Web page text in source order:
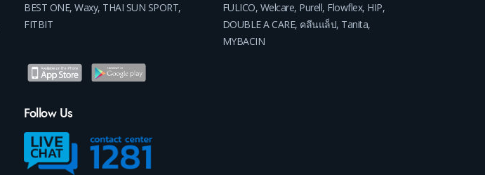
BEST ONE, Waxy, THAI SUN SPORT,
FITBIT
FULICO, Welcare, Purell, Flowflex, HIP,
DOUBLE A CARE, คลีนแล็ป, Tanita,
MYBACIN
Follow Us